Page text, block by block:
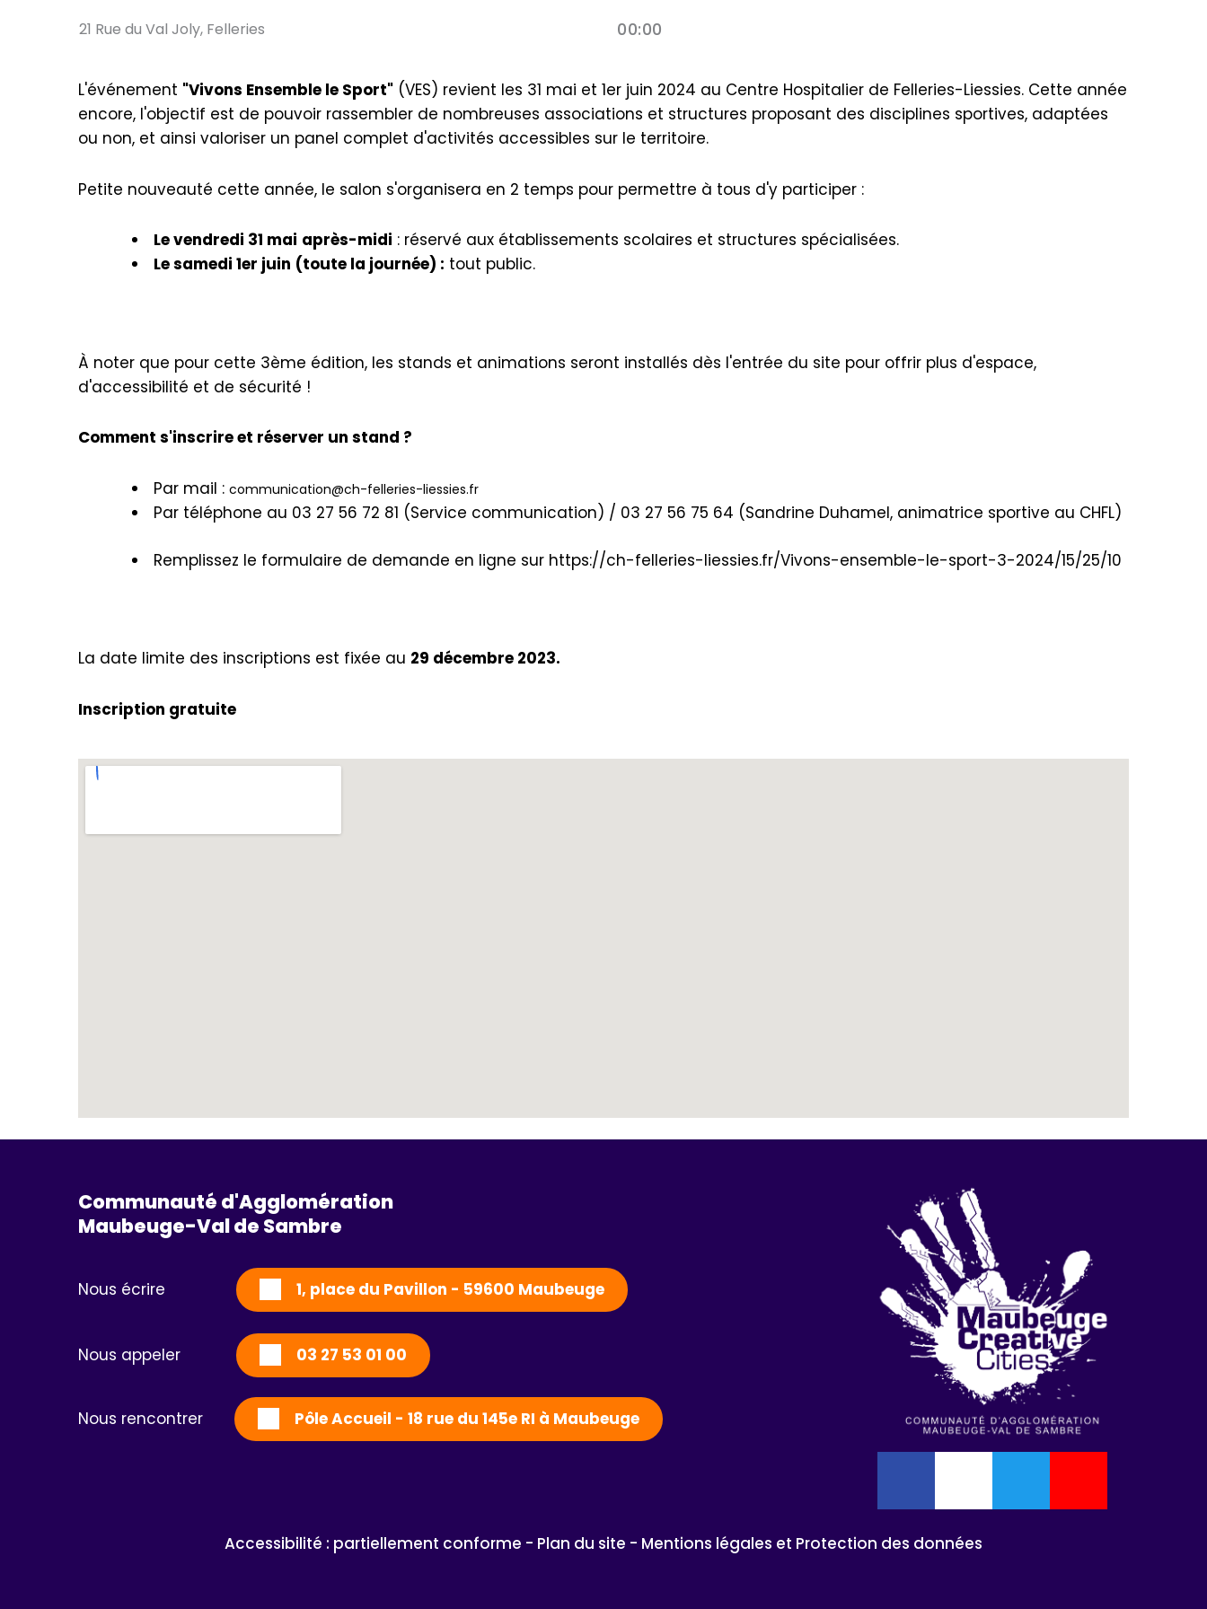
21 Rue du Val Joly, Felleries 00:00
L'événement "Vivons Ensemble le Sport" (VES) revient les 31 mai et 1er juin 2024 au Centre Hospitalier de Felleries-Liessies. Cette année
encore, l'objectif est de pouvoir rassembler de nombreuses associations et structures proposant des disciplines sportives, adaptées
ou non, et ainsi valoriser un panel complet d'activités accessibles sur le territoire.
Petite nouveauté cette année, le salon s'organisera en 2 temps pour permettre à tous d'y participer :
Le vendredi 31 mai après-midi : réservé aux établissements scolaires et structures spécialisées.
Le samedi 1er juin (toute la journée) : tout public.
À noter que pour cette 3ème édition, les stands et animations seront installés dès l'entrée du site pour offrir plus d'espace,
d'accessibilité et de sécurité !
Comment s'inscrire et réserver un stand ?
Par mail : communication@ch-felleries-liessies.fr
Par téléphone au 03 27 56 72 81 (Service communication) / 03 27 56 75 64 (Sandrine Duhamel, animatrice sportive au CHFL)
Remplissez le formulaire de demande en ligne sur https://ch-felleries-liessies.fr/Vivons-ensemble-le-sport-3-2024/15/25/10
La date limite des inscriptions est fixée au 29 décembre 2023.
Inscription gratuite
Communauté d'Agglomération
Maubeuge-Val de Sambre
Nous écrire 1, place du Pavillon - 59600 Maubeuge
Nous appeler 03 27 53 01 00
Nous rencontrer Pôle Accueil - 18 rue du 145e RI à Maubeuge
Accessibilité : partiellement conforme - Plan du site - Mentions légales et Protection des données